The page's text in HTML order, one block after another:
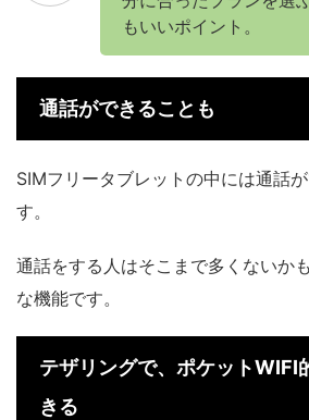
もいいポイント。
通話ができることも
SIMフリータブレットの中には通話
す。
通話をする人はそこまで多くないか
な機能です。
テザリングで、ポケットWIFI
きる